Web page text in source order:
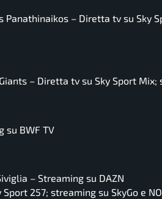
– Diretta tv su Sky
– Diretta tv su Sky Sport Mix;
su BWF TV
– Streaming su DAZN
257; streaming su SkyGo e